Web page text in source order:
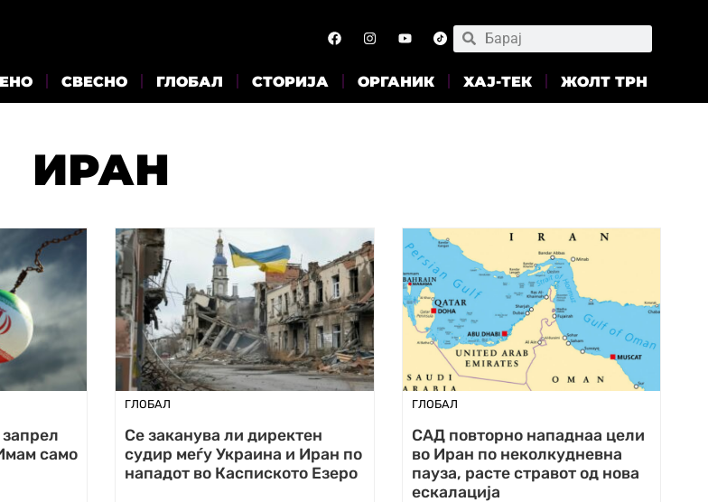
СВЕСНО ГЛОБАЛ СТОРИЈА ОРГАНИК ХАЈ-ТЕК ЖОЛТ ТРН
ИРАН
само
ГЛОБАЛ
Се заканува ли директен
судир меѓу Украина и Иран по
нападот во Каспиското Езеро
ГЛОБАЛ
САД повторно нападнаа цели
во Иран по неколкудневна
пауза, расте стравот од нова
ескалација